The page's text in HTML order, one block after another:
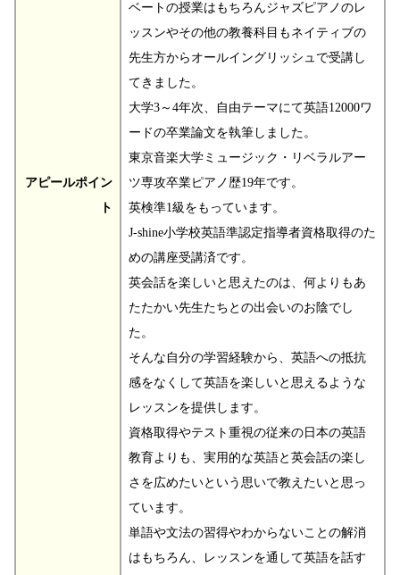
アピールポイン
ト
ベートの授業はもちろんジャズピアノのレ
ッスンやその他の教養科目もネイティブの
先生方からオールイングリッシュで受講し
てきました。
大学3～4年次、自由テーマにて英語12000ワ
ードの卒業論文を執筆しました。
東京音楽大学ミュージック・リベラルアー
ツ専攻卒業ピアノ歴19年です。
英検準1級をもっています。
J-shine小学校英語準認定指導者資格取得のた
めの講座受講済です。
英会話を楽しいと思えたのは、何よりもあ
たたかい先生たちとの出会いのお陰でし
た。
そんな自分の学習経験から、英語への抵抗
感をなくして英語を楽しいと思えるような
レッスンを提供します。
資格取得やテスト重視の従来の日本の英語
教育よりも、実用的な英語と英会話の楽し
さを広めたいという思いで教えたいと思っ
ています。
単語や文法の習得やわからないことの解消
はもちろん、レッスンを通して英語を話す